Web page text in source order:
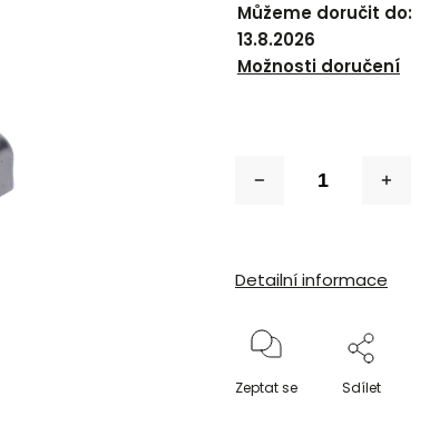
Můžeme doručit do:
13.8.2026
Možnosti doručení
Detailní informace
Zeptat se Sdílet